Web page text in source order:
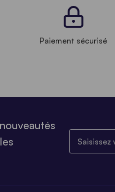
Paiement sécurisé